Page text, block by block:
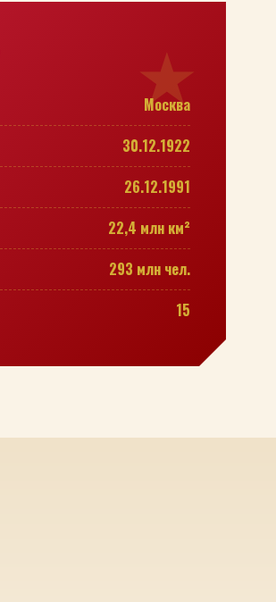
Москва
30.12.1922
26.12.1991
22,4 млн км²
293 млн чел.
15